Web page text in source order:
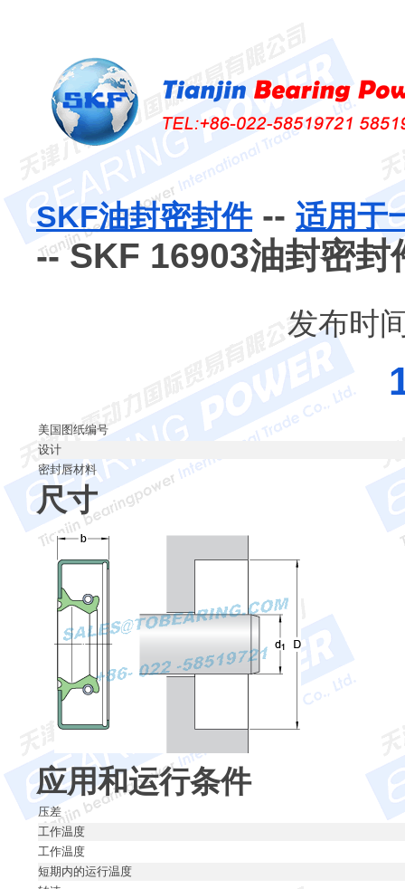
SKF油封密封件-- 适用于
-- SKF 16903油封密封
发布时
美国图纸编号
设计
密封唇材料
尺寸
应用和运行条件
压差
工作温度
工作温度
短期内的运行温度